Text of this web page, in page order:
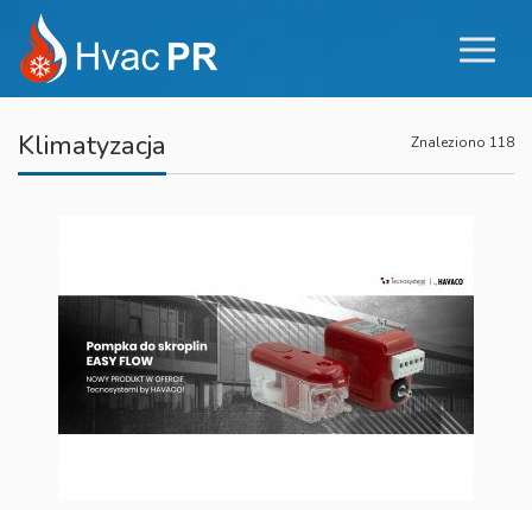
Klimatyzacja Znaleziono 118